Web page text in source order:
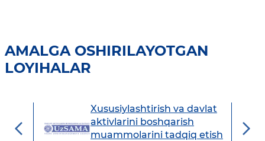
AMALGA OSHIRILAYOTGAN
LOYIHALAR
Xususiylashtirish va davlat
aktivlarini boshqarish
muammolarini tadqiq etish